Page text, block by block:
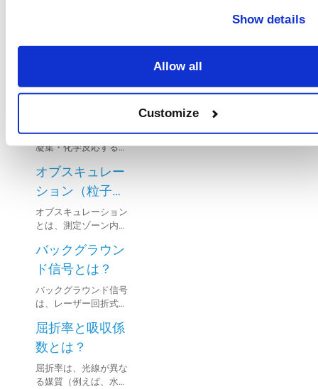
Show details
Allow all
Customize
液中で凝集すると測定
試料の完全な分散が重
要です。
乾式法では粒子
散されるのです
か？
液体の分散媒で溶解・
凝集・化学反応する試
ために乾式法で分析さ
れることが多いです。
オブスキュレー
ション（粒子濃
度・遮光率）と
は？
オブスキュレーション
とは、測定ゾーン内の
収される光の割合を指
し、粒子濃度を示す重
要な指標です。オブス
キュレーションが高い
ほど、測定ゾーン内で
の光の遮蔽率が増し、
粒子濃度が高いことを
意味します。
バックグラウン
ド信号とは？
バックグラウンド信号
は、レーザー回折式粒
て、光学信号と電気信
号の両方で構成されま
す。
屈折率と吸収係
数とは？
屈折率は、光線が異な
る媒質（例えば、水か